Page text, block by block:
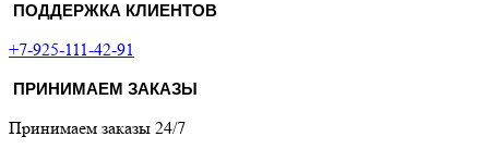
ПОДДЕРЖКА КЛИЕНТОВ
+7-925-111-42-91
ПРИНИМАЕМ ЗАКАЗЫ
Принимаем заказы 24/7